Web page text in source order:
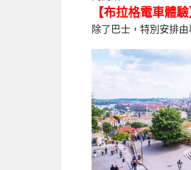
【布拉格電車體驗
除了巴士，特別安排